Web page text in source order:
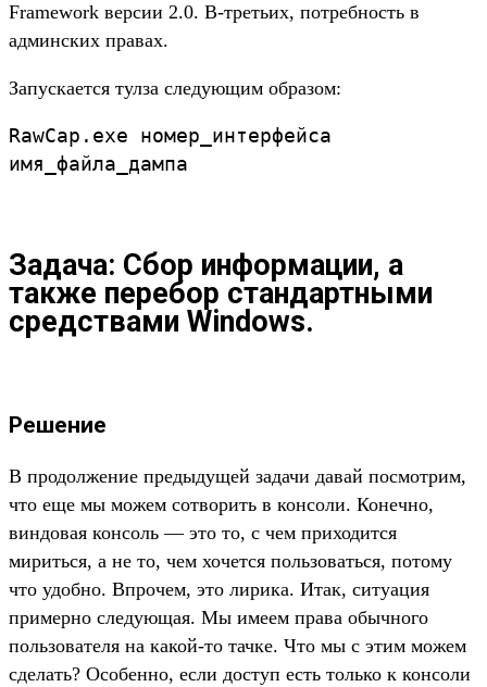
Framework версии 2.0. В-третьих, потребность в
админских правах.
Запускается тулза следующим образом:
RawCap.exe номер_интерфейса
имя_файла_дампа
Задача: Сбор информации, а
также перебор стандартными
средствами Windows.
Решение
В продолжение предыдущей задачи давай посмотрим,
что еще мы можем сотворить в консоли. Конечно,
виндовая консоль — это то, с чем приходится
мириться, а не то, чем хочется пользоваться, потому
что удобно. Впрочем, это лирика. Итак, ситуация
примерно следующая. Мы имеем права обычного
пользователя на какой-то тачке. Что мы с этим можем
сделать? Особенно, если доступ есть только к консоли